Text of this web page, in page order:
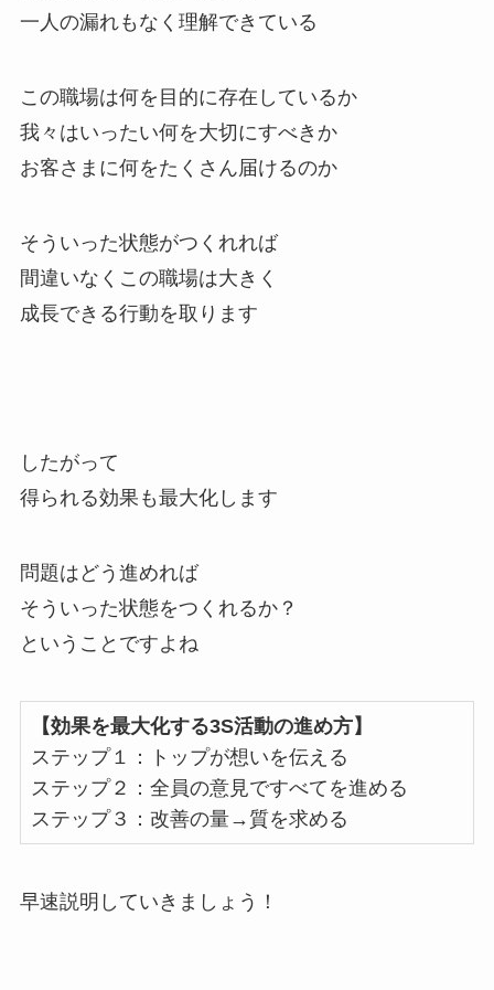
一人の漏れもなく理解できている
この職場は何を目的に存在しているか
我々はいったい何を大切にすべきか
お客さまに何をたくさん届けるのか
そういった状態がつくれれば
間違いなくこの職場は大きく
成長できる行動を取ります
したがって
得られる効果も最大化します
問題はどう進めれば
そういった状態をつくれるか？
ということですよね
【効果を最大化する3S活動の進め方】
ステップ１：トップが想いを伝える
ステップ２：全員の意見ですべてを進める
ステップ３：改善の量→質を求める
早速説明していきましょう！